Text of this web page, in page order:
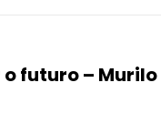
futuro – Murilo